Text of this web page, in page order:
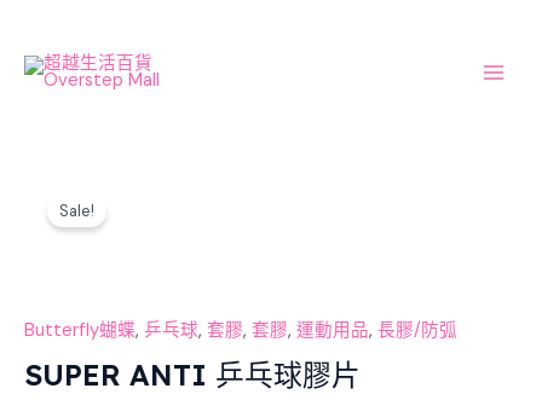
content
Sale!
Butterfly蝴蝶, 乒乓球, 套膠, 套膠, 運動用品, 長膠/防弧
SUPER ANTI 乒乓球膠片
ANTI
膠
數